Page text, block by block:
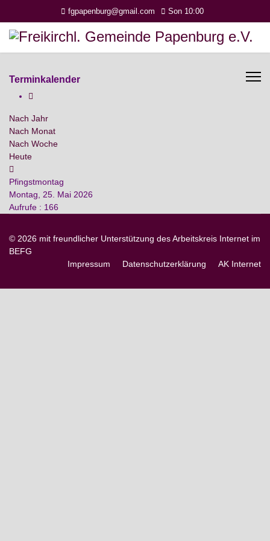
fgpapenburg@gmail.com Son 10:00
Terminkalender
Nach Jahr
Nach Monat
Nach Woche
Heute
Pfingstmontag
Montag, 25. Mai 2026
Aufrufe : 166
© 2026 mit freundlicher Unterstützung des Arbeitskreis Internet im
BEFG
Impressum
Datenschutzerklärung AK Internet